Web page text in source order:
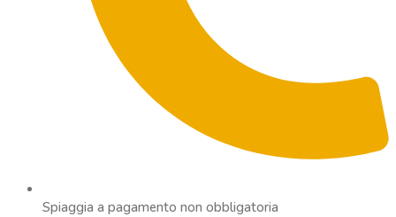
Spiaggia a pagamento non obbligatoria